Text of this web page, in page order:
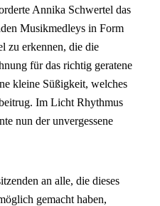
Annika Schwertel das
Musikmedleys in Form
zu erkennen, die die
für das richtig geratene
kleine Süßigkeit, welches
Im Licht Rhythmus
nun der unvergessene
an alle, die dieses
gemacht haben,